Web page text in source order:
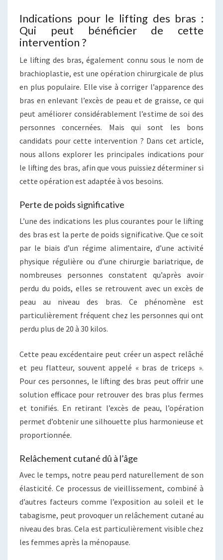
Indications pour le lifting des bras :
Qui peut bénéficier de cette
intervention ?
Le lifting des bras, également connu sous le nom de
brachioplastie, est une opération chirurgicale de plus
en plus populaire. Elle vise à corriger l’apparence des
bras en enlevant l’excès de peau et de graisse, ce qui
peut améliorer considérablement l’estime de soi des
personnes concernées. Mais qui sont les bons
candidats pour cette intervention ? Dans cet article,
nous allons explorer les principales indications pour
le lifting des bras, afin que vous puissiez déterminer si
cette opération est adaptée à vos besoins.
Perte de poids significative
L’une des indications les plus courantes pour le lifting
des bras est la perte de poids significative. Que ce soit
par le biais d’un régime alimentaire, d’une activité
physique régulière ou d’une chirurgie bariatrique, de
nombreuses personnes constatent qu’après avoir
perdu du poids, elles se retrouvent avec un excès de
peau au niveau des bras. Ce phénomène est
particulièrement fréquent chez les personnes qui ont
perdu plus de 20 à 30 kilos.
Cette peau excédentaire peut créer un aspect relâché
et peu flatteur, souvent appelé « bras de triceps ».
Pour ces personnes, le lifting des bras peut offrir une
solution efficace pour retrouver des bras plus fermes
et tonifiés. En retirant l’excès de peau, l’opération
permet d’obtenir une silhouette plus harmonieuse et
proportionnée.
Relâchement cutané dû à l’âge
Avec le temps, notre peau perd naturellement de son
élasticité. Ce processus de vieillissement, combiné à
d’autres facteurs comme l’exposition au soleil et le
tabagisme, peut provoquer un relâchement cutané au
niveau des bras. Cela est particulièrement visible chez
les femmes après la ménopause.